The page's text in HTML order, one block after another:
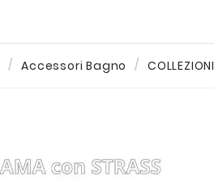
Accessori Bagno COLLEZIONI